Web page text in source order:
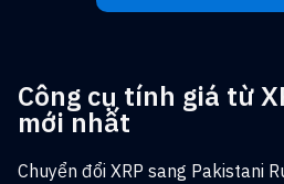
Công cụ tính giá từ
mới nhất
Chuyển đổi XRP sang Pakistani